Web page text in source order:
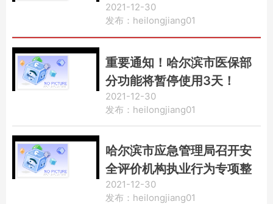
发展下一步这么做
2021-12-30
发布：heilongjiang01
重要通知！哈尔滨市医保部
分功能将暂停使用3天！
2021-12-30
发布：heilongjiang01
哈尔滨市应急管理局召开安
全评价机构执业行为专项整
治工作通报会议
2021-12-30
发布：heilongjiang01